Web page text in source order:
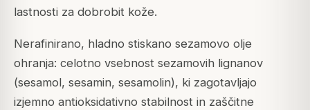
lastnosti za dobrobit kože.
Nerafinirano, hladno stiskano sezamovo olje
ohranja: celotno vsebnost sezamovih lignanov
(sesamol, sesamin, sesamolin), ki zagotavljajo
izjemno antioksidativno stabilnost in zaščitne